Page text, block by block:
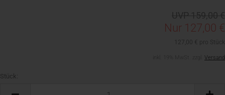
Nur 127,00 €
Versand
Stück: